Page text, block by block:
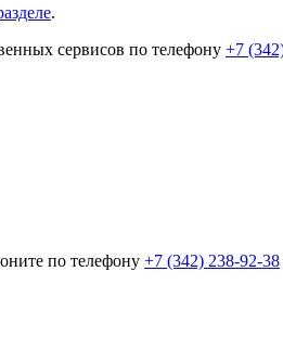
.
сервисов по телефону +7
по телефону +7 (342) 238-92-38